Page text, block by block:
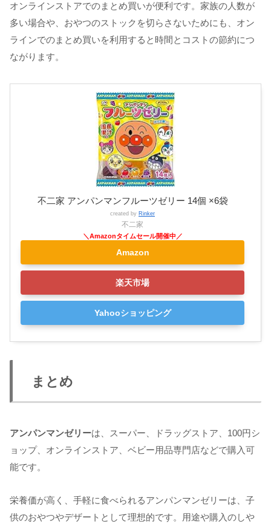
オンラインストアでのまとめ買いが便利です。家族の人数が
多い場合や、おやつのストックを切らさないためにも、オン
ラインでのまとめ買いを利用すると時間とコストの節約につ
ながります。
不二家 アンパンマンフルーツゼリー 14個 ×6袋
created by Rinker
不二家
Amazon
楽天市場
Yahooショッピング
まとめ
アンパンマンゼリーは、スーパー、ドラッグストア、100円シ
ョップ、オンラインストア、ベビー用品専門店などで購入可
能です。
栄養価が高く、手軽に食べられるアンパンマンゼリーは、子
供のおやつやデザートとして理想的です。用途や購入のしや